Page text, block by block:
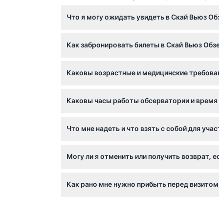
Что я могу ожидать увидеть в Скай Вьюз
впечатления включают прогулку по 25-
Как забронировать билеты в Скай Вьюз
простым шагам оформления заказа, чтобы
Каковы возрастные и медицинские
должны иметь согласие родителя или
Каковы часы работы обсерватории и время
пожалуйста, уточняйте при бронировании)
Что мне надеть и что взять с собой для
туфли, а также необходимо взять с собой
Могу ли я отменить или получить возврат,
Как рано мне нужно прибыть перед